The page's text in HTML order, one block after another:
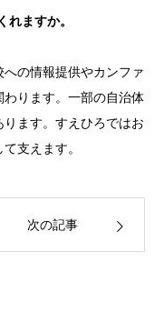
ますか。
の情報提供やカンファ
ります。一部の自治体
ます。すえひろではお
支えます。
次の記事